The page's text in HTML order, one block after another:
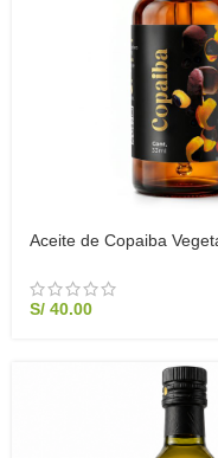
Aceite de Copaiba
Articulares y Antiséptico
S/40.00